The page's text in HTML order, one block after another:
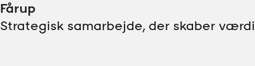
Fårup
Strategisk samarbejde, der skaber værdi